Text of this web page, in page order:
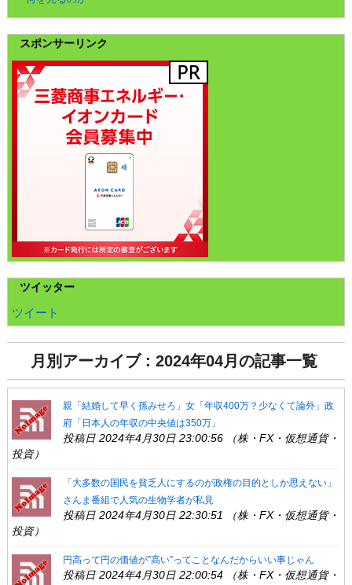
スポンサーリンク
ツイッター
ツイート
月別アーカイブ : 2024年04月の記事一覧
親「結婚して早く孫みせろ」女「年収400万？少なくて論外」政
府「日本人の年収の中央値は350万」
投稿日 2024年4月30日 23:00:56 （株・FX・仮想通貨・
投資）
「大多数の国民を貧乏人にするのが政権の目的としか思えない」
さんま番組で人気の生物学者が私見
投稿日 2024年4月30日 22:30:51 （株・FX・仮想通貨・
投資）
円高って円の価値が”高い”ってことなんだからいい事じゃん
投稿日 2024年4月30日 22:00:54 （株・FX・仮想通貨・